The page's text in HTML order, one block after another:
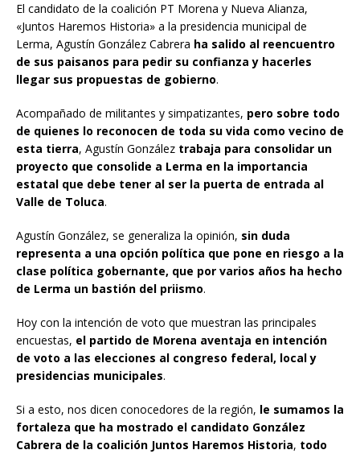
El candidato de la coalición PT Morena y Nueva Alianza,
«Juntos Haremos Historia» a la presidencia municipal de
Lerma, Agustín González Cabrera ha salido al reencuentro
de sus paisanos para pedir su confianza y hacerles
llegar sus propuestas de gobierno.
Acompañado de militantes y simpatizantes, pero sobre todo
de quienes lo reconocen de toda su vida como vecino de
esta tierra, Agustín González trabaja para consolidar un
proyecto que consolide a Lerma en la importancia
estatal que debe tener al ser la puerta de entrada al
Valle de Toluca.
Agustín González, se generaliza la opinión, sin duda
representa a una opción política que pone en riesgo a la
clase política gobernante, que por varios años ha hecho
de Lerma un bastión del priismo.
Hoy con la intención de voto que muestran las principales
encuestas, el partido de Morena aventaja en intención
de voto a las elecciones al congreso federal, local y
presidencias municipales.
Si a esto, nos dicen conocedores de la región, le sumamos la
fortaleza que ha mostrado el candidato González
Cabrera de la coalición Juntos Haremos Historia, todo